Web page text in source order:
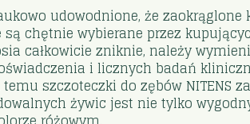
udowodnione, że
chętnie wybierane przez
całkowicie zniknie, należy
i licznych badań
szczoteczki do zębów NITENS
żywic jest nie tylko